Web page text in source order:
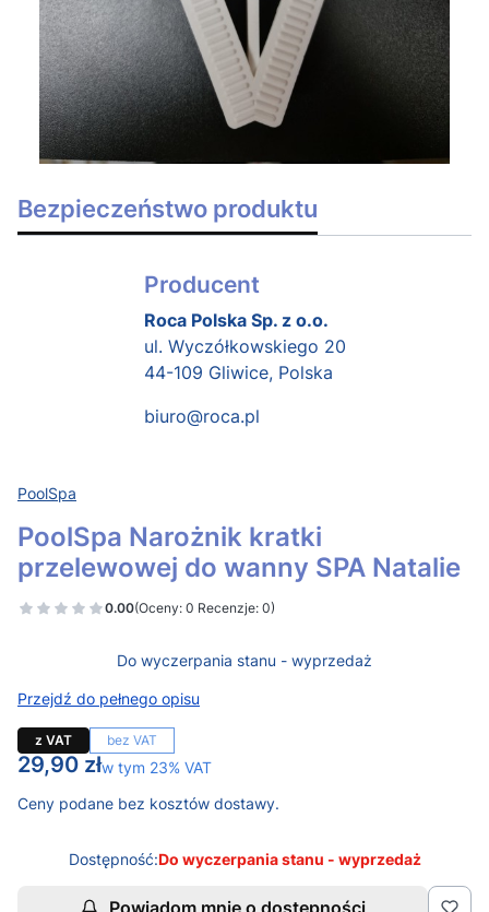
Bezpieczeństwo produktu
Producent
Roca Polska Sp. z o.o.
ul. Wyczółkowskiego 20
44-109 Gliwice, Polska
biuro@roca.pl
PoolSpa
PoolSpa Narożnik kratki
przelewowej do wanny SPA Natalie
0.00(Oceny: 0 Recenzje: 0)
Do wyczerpania stanu - wyprzedaż
Przejdź do pełnego opisu
z VAT bez VAT
Cena
29,90 złw tym 23% VAT
w tym 23% VAT
Ceny podane bez kosztów dostawy.
Dostępność:Do wyczerpania stanu - wyprzedaż
Powiadom mnie o dostępności